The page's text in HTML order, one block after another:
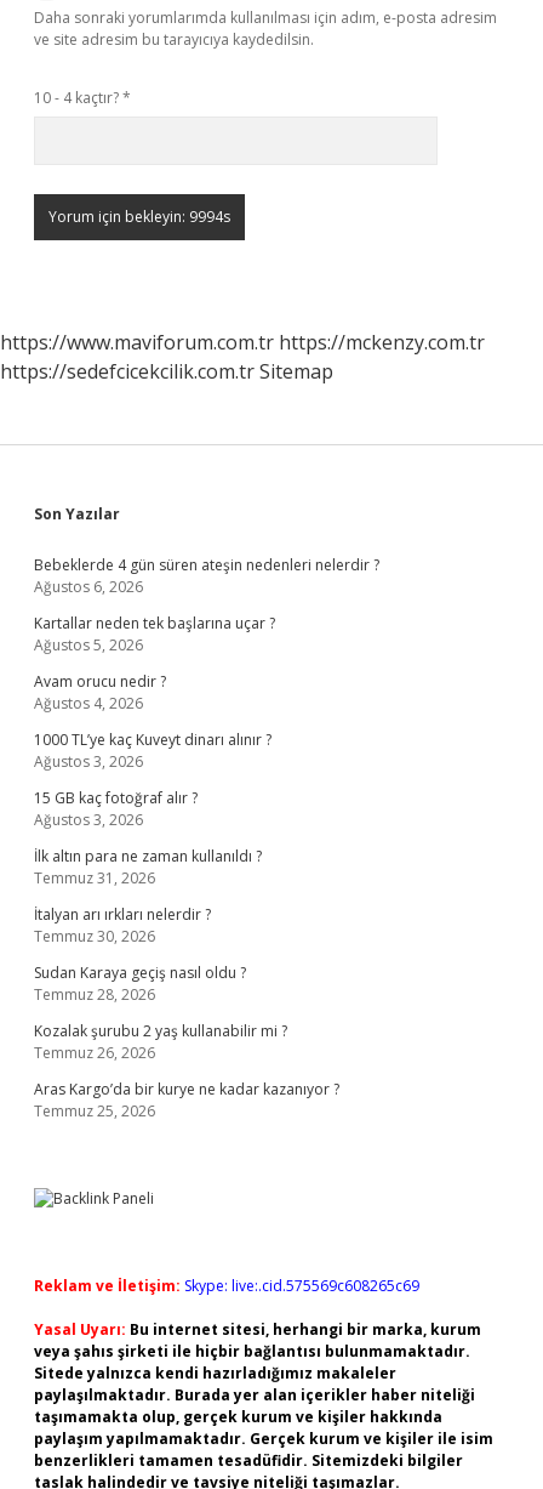
Daha sonraki yorumlarımda kullanılması için adım, e-posta adresim
ve site adresim bu tarayıcıya kaydedilsin.
10 - 4 kaçtır?*
https://www.maviforum.com.tr https://mckenzy.com.tr
https://sedefcicekcilik.com.trSitemap
Sidebar
Son Yazılar
Bebeklerde 4 gün süren ateşin nedenleri nelerdir ?
Ağustos 6, 2026
Kartallar neden tek başlarına uçar ?
Ağustos 5, 2026
Avam orucu nedir ?
Ağustos 4, 2026
1000 TL’ye kaç Kuveyt dinarı alınır ?
Ağustos 3, 2026
15 GB kaç fotoğraf alır ?
Ağustos 3, 2026
İlk altın para ne zaman kullanıldı ?
Temmuz 31, 2026
İtalyan arı ırkları nelerdir ?
Temmuz 30, 2026
Sudan Karaya geçiş nasıl oldu ?
Temmuz 28, 2026
Kozalak şurubu 2 yaş kullanabilir mi ?
Temmuz 26, 2026
Aras Kargo’da bir kurye ne kadar kazanıyor ?
Temmuz 25, 2026
Reklam ve İletişim: Skype: live:.cid.575569c608265c69
Yasal Uyarı: Bu internet sitesi, herhangi bir marka, kurum
veya şahıs şirketi ile hiçbir bağlantısı bulunmamaktadır.
Sitede yalnızca kendi hazırladığımız makaleler
paylaşılmaktadır. Burada yer alan içerikler haber niteliği
taşımamakta olup, gerçek kurum ve kişiler hakkında
paylaşım yapılmamaktadır. Gerçek kurum ve kişiler ile isim
benzerlikleri tamamen tesadüfidir. Sitemizdeki bilgiler
taslak halindedir ve tavsiye niteliği taşımazlar.